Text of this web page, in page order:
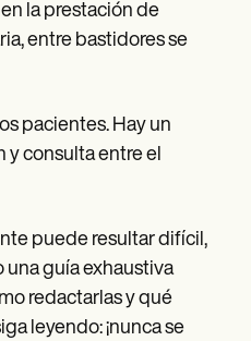
la prestación de
entre bastidores se
pacientes. Hay un
y consulta entre el
puede resultar difícil,
una guía exhaustiva
redactarlas y qué
leyendo: ¡nunca se